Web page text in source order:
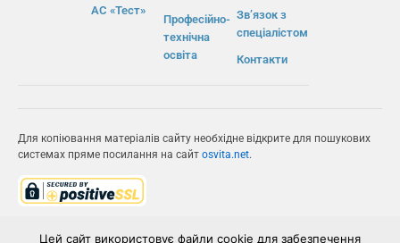
АС «Тест»
Професійно-
технічна
освіта
Зв’язок з
спеціалістом
Контакти
Для копіювання матеріалів сайту необхідне відкрите для пошукових
системах пряме посилання на сайт osvita.net.
Цей сайт використовує файли cookie для забезпечення